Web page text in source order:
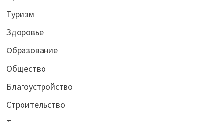
Туризм
Здоровье
Образование
Общество
Благоустройство
Строительство